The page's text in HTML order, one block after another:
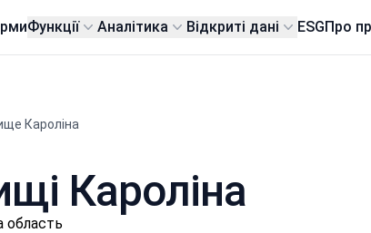
Функції Аналітика Відкриті дані ESGПро
Кароліна
Кароліна
область